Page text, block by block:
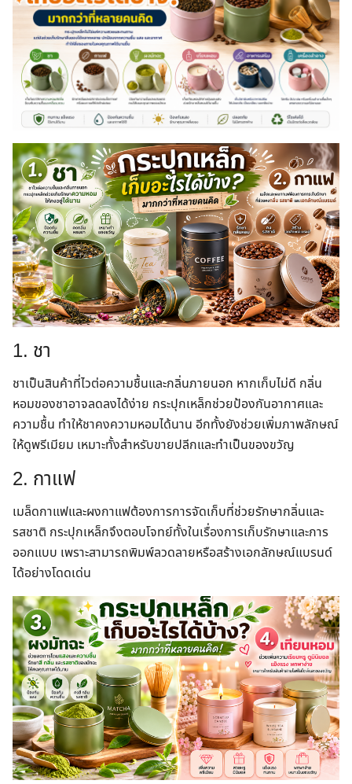
1. ชา
ชาเป็นสินค้าที่ไวต่อความชื้นและกลิ่นภายนอก หากเก็บไม่ดี กลิ่น
หอมของชาอาจลดลงได้ง่าย กระปุกเหล็กช่วยป้องกันอากาศและ
ความชื้น ทำให้ชาคงความหอมได้นาน อีกทั้งยังช่วยเพิ่มภาพลักษณ์
ให้ดูพรีเมียม เหมาะทั้งสำหรับขายปลีกและทำเป็นของขวัญ
2. กาแฟ
เมล็ดกาแฟและผงกาแฟต้องการการจัดเก็บที่ช่วยรักษากลิ่นและ
รสชาติ กระปุกเหล็กจึงตอบโจทย์ทั้งในเรื่องการเก็บรักษาและการ
ออกแบบ เพราะสามารถพิมพ์ลวดลายหรือสร้างเอกลักษณ์แบรนด์
ได้อย่างโดดเด่น